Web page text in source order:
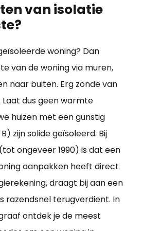
van isolatie
woning? Dan
van de woning via muren,
naar buiten. Erg zonde van
dus geen warmte
huizen met een gunstig
zijn solide geïsoleerd. Bij
ongeveer 1990) is dat een
aanpakken heeft direct
draagt bij aan een
razendsnel terugverdient. In
ontdek je de meest